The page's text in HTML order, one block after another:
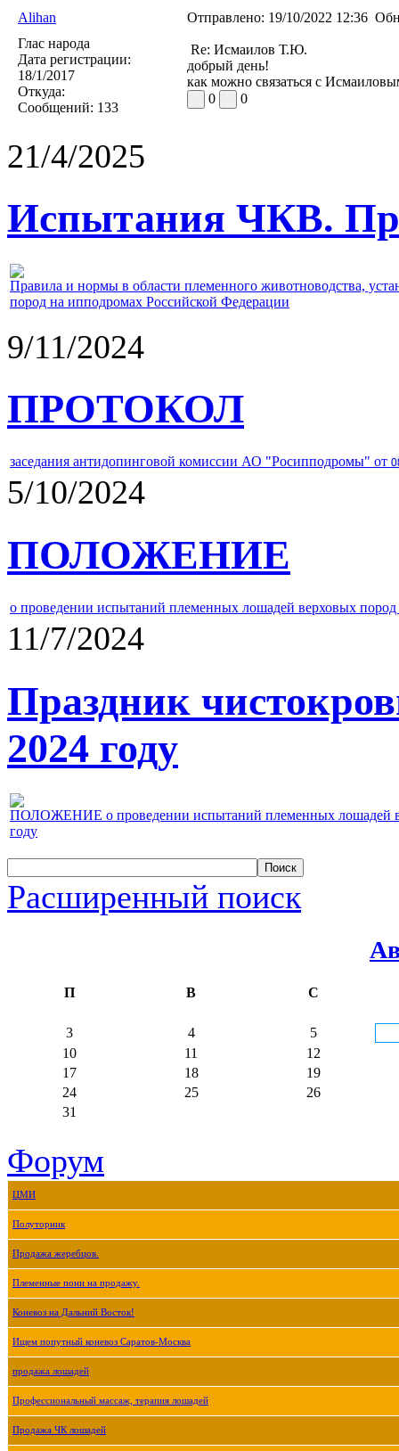
Alihan Отправлено: 19/10/2022 12:36
Глас народа
Дата регистрации:
18/1/2017
Откуда:
Сообщений: 133
Re: Исмаилов Т.Ю.
добрый день!
как можно связаться с
0
0
21/4/2025
Испытания ЧКВ.
Правила и нормы в области племенного животноводства,
пород на ипподромах Российской Федерации
9/11/2024
ПРОТОКОЛ
заседания антидопинговой комиссии АО "Росипподромы" от
5/10/2024
ПОЛОЖЕНИЕ
о проведении испытаний племенных лошадей верховых
11/7/2024
Праздник
2024 году
ПОЛОЖЕНИЕ о проведении испытаний племенных лошадей
году
Расширенный поиск
П В С
3 4
5
10
11
12
17
18
19
24
25
26
31
Форум
ЦМИ
Полуторник
Продажа жеребцов.
Племенные пони на продажу.
Коневоз на Дальний Восток!
Ищем попутный коневоз Саратов-Москва
продажа лошадей
Профессиональный массаж, терапия лошадей
Продажа ЧК лошадей